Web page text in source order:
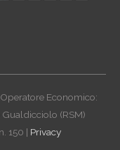
Economico:
(RSM)
150 | Privacy